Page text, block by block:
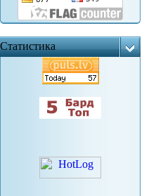
Статистика